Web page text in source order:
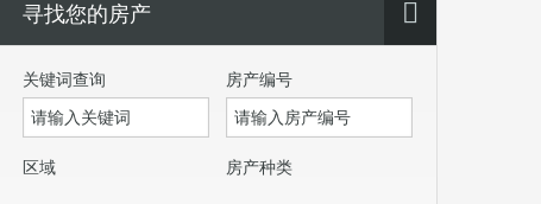
寻找您的房产
关键词查询 房产编号
区域 房产种类